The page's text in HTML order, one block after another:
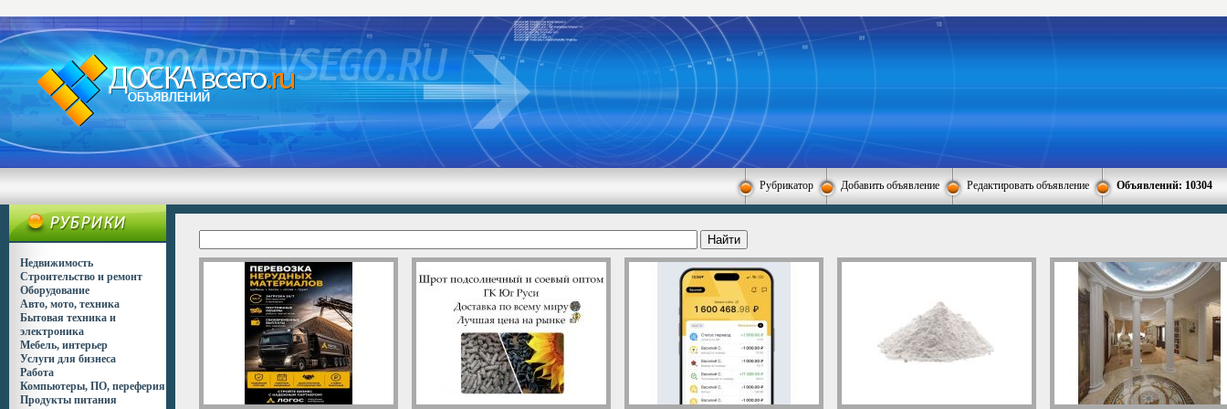
Рубрикатор Добавить объявление Редактировать объявление Объявлений: 10304
Недвижимость
Строительство и ремонт
Оборудование
Авто, мото, техника
Бытовая техника и
электроника
Мебель, интерьер
Услуги для бизнеса
Работа
Компьютеры, ПО, переферия
Продукты питания